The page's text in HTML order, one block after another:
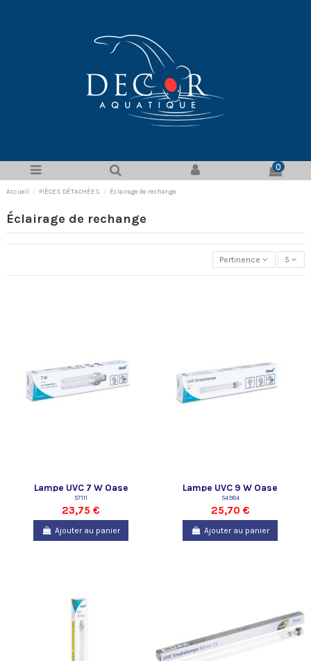
0
Accueil PIÈCES DÉTACHÉES Éclairage de rechange
Éclairage de rechange
Pertinence 5
Lampe UVC 7 W Oase
57111
23,75 €
Ajouter au panier
Lampe UVC 9 W Oase
54984
25,70 €
Ajouter au panier